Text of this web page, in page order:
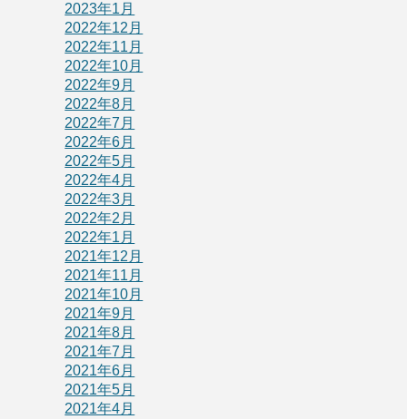
2023年1月
2022年12月
2022年11月
2022年10月
2022年9月
2022年8月
2022年7月
2022年6月
2022年5月
2022年4月
2022年3月
2022年2月
2022年1月
2021年12月
2021年11月
2021年10月
2021年9月
2021年8月
2021年7月
2021年6月
2021年5月
2021年4月